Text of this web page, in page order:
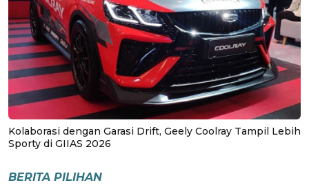
Kolaborasi dengan Garasi Drift, Geely Coolray Tampil Lebih
Sporty di GIIAS 2026
BERITA PILIHAN